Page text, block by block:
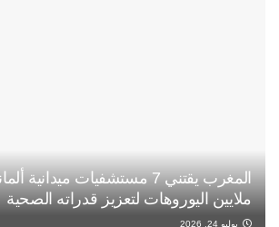
المغرب يقتني 7 مستشفيات
ملايين اليوروهات لتعزيز قدراته الصحية
يوليو 24, 2026